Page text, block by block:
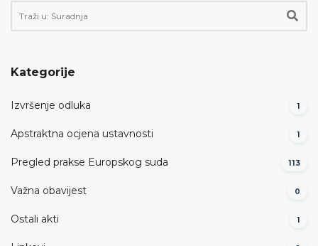
Kategorije
Izvršenje odluka 1
Apstraktna ocjena ustavnosti 1
Pregled prakse Europskog suda 113
Važna obavijest 0
Ostali akti 1